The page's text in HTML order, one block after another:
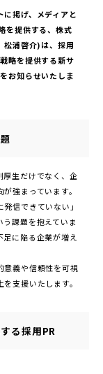
に掲げ、メディアと
を提供する、株式
松浦啓介)は、採用
略を提供する新サ
お知らせいたしま
厚生だけでなく、企
強まっています。
信できていない」
う課題を抱えていま
に陥る企業が増え
意義や信頼性を可視
支援いたします。
る採用PR